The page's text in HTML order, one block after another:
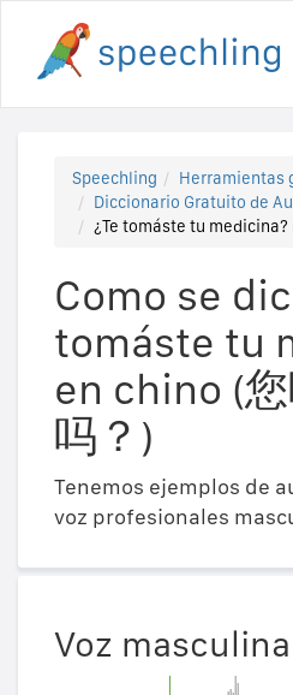
Speechling
Herramientas
Diccionario Gratuito de
¿Te tomáste tu medicina?
Como se
tomáste tu
en chino (
吗？)
Tenemos ejemplos de
voz profesionales
Voz masculina